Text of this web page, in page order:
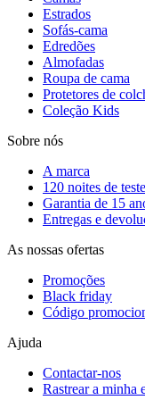
Estrados
Sofás-cama
Edredões
Almofadas
Roupa de cama
Protetores de
Coleção Kids
Sobre nós
A marca
120 noites de teste
Garantia de 15
Entregas e
As nossas ofertas
Promoções
Black friday
Código
Ajuda
Contactar-nos
Rastrear a minha